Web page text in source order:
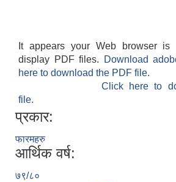
It appears your Web browser is
display PDF files.
Download
here to download the PDF file.
Click here to
file.
प्रकार:
फारमहरु
आर्थिक वर्ष:
७९/८०